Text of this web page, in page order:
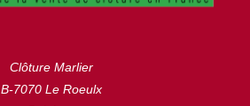
Clôture Marlier
B-7070 Le Roeulx